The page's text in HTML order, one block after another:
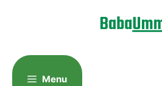
Menu